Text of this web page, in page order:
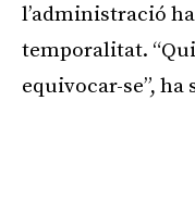
l’administració
temporalitat.
equivocar-se”,